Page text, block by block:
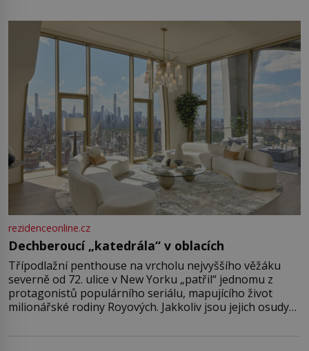
rezidenceonline.cz
Dechberoucí „katedrála“ v oblacích
Třípodlažní penthouse na vrcholu nejvyššího věžáku
severně od 72. ulice v New Yorku „patřil“ jednomu z
protagonistů populárního seriálu, mapujícího život
milionářské rodiny Royových. Jakkoliv jsou jejich osudy